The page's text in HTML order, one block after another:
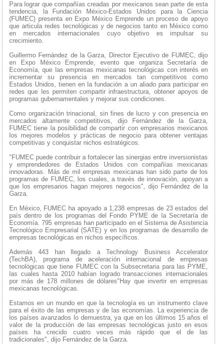
Para lograr que compañías creadas por mexicanos sean parte de esta
tendencia, la Fundación México-Estados Unidos para la Ciencia
(FUMEC) presenta en Expo México Emprende un proceso de apoyo
que articula redes tecnológicas y de negocios tanto en México como
en mercados internacionales cuyo objetivo es impulsar su
crecimiento.
Guillermo Fernández de la Garza, Director Ejecutivo de FUMEC, dijo
en Expo México Emprende, evento que organiza Secretaría de
Economía, que las empresas mexicanas tecnológicas con interés en
incrementar su presencia en mercados tan competitivos como
Estados Unidos, tienen en la fundación a un aliado para participar en
redes que les permiten compartir infraestructura, obtener apoyos de
programas gubernamentales y mejorar sus condiciones.
Como organización trinacional, sin fines de lucro y con presencia en
mercados altamente competitivos, dijo Fernández de la Garza,
FUMEC tiene la posibilidad de compartir con empresarios mexicanos
los mejores modelos y prácticas de negocio para obtener ventajas
competitivas y conquistar nichos estratégicos.
"FUMEC puede contribuir a fortalecer las sinergias entre inversionistas
y emprendedores de Estados Unidos con compañías mexicanas
innovadoras. Más de mil empresas mexicanas han sido parte de los
programas de FUMEC, los cuales, a través de innovación, apoyan a
que los empresarios hagan mejores negocios", dijo Fernández de la
Garza.
En México, FUMEC ha apoyado a 1,238 empresas de 23 estados del
país dentro de los programas del Fondo PYME de la Secretaría de
Economía. 795 empresas han participado en el Sistema de Asistencia
Tecnológico Empresarial (SATE) y en los programas de desarrollo de
empresas tecnológicas en nichos específicos.
Además 443 han llegado a Technology Business Accelerator
(TechBA), programa de aceleración internacional de empresas
tecnológicas que tiene FUMEC con la Subsecretaria para las PYME,
las cuales hasta 2010 habían logrado transacciones internacionales
por más de 178 millones de dólares"Hay que invertir en empresas
mexicanas tecnológicas.
Estamos en un mundo en que la tecnología es un instrumento clave
para el éxito de las empresas y de las economías. La experiencia de
los países avanzados lo demuestra, ya que en los últimos 15 años el
valor de la producción de las empresas tecnológicas justo en esos
países ha crecido cuatro veces más rápido que el de las
tradicionales", dijo Fernández de la Garza.